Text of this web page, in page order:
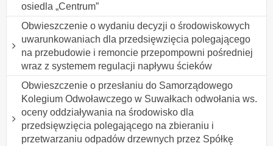
osiedla „Centrum”
Obwieszczenie o wydaniu decyzji o środowiskowych
uwarunkowaniach dla przedsięwzięcia polegającego
na przebudowie i remoncie przepompowni pośredniej
wraz z systemem regulacji napływu ścieków
Obwieszczenie o przesłaniu do Samorządowego
Kolegium Odwoławczego w Suwałkach odwołania ws.
oceny oddziaływania na środowisko dla
przedsięwzięcia polegającego na zbieraniu i
przetwarzaniu odpadów drzewnych przez Spółkę